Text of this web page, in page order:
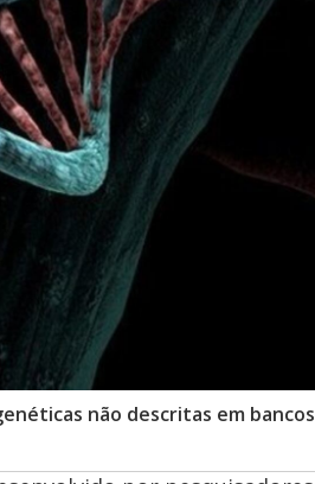
não descritas em bancos